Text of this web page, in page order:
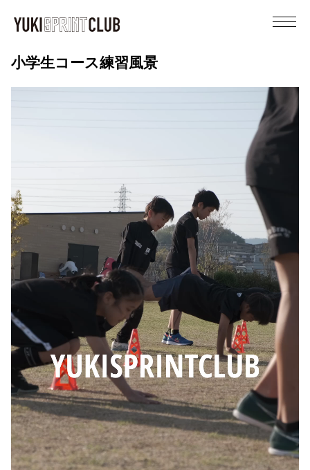
小学生コース練習風景